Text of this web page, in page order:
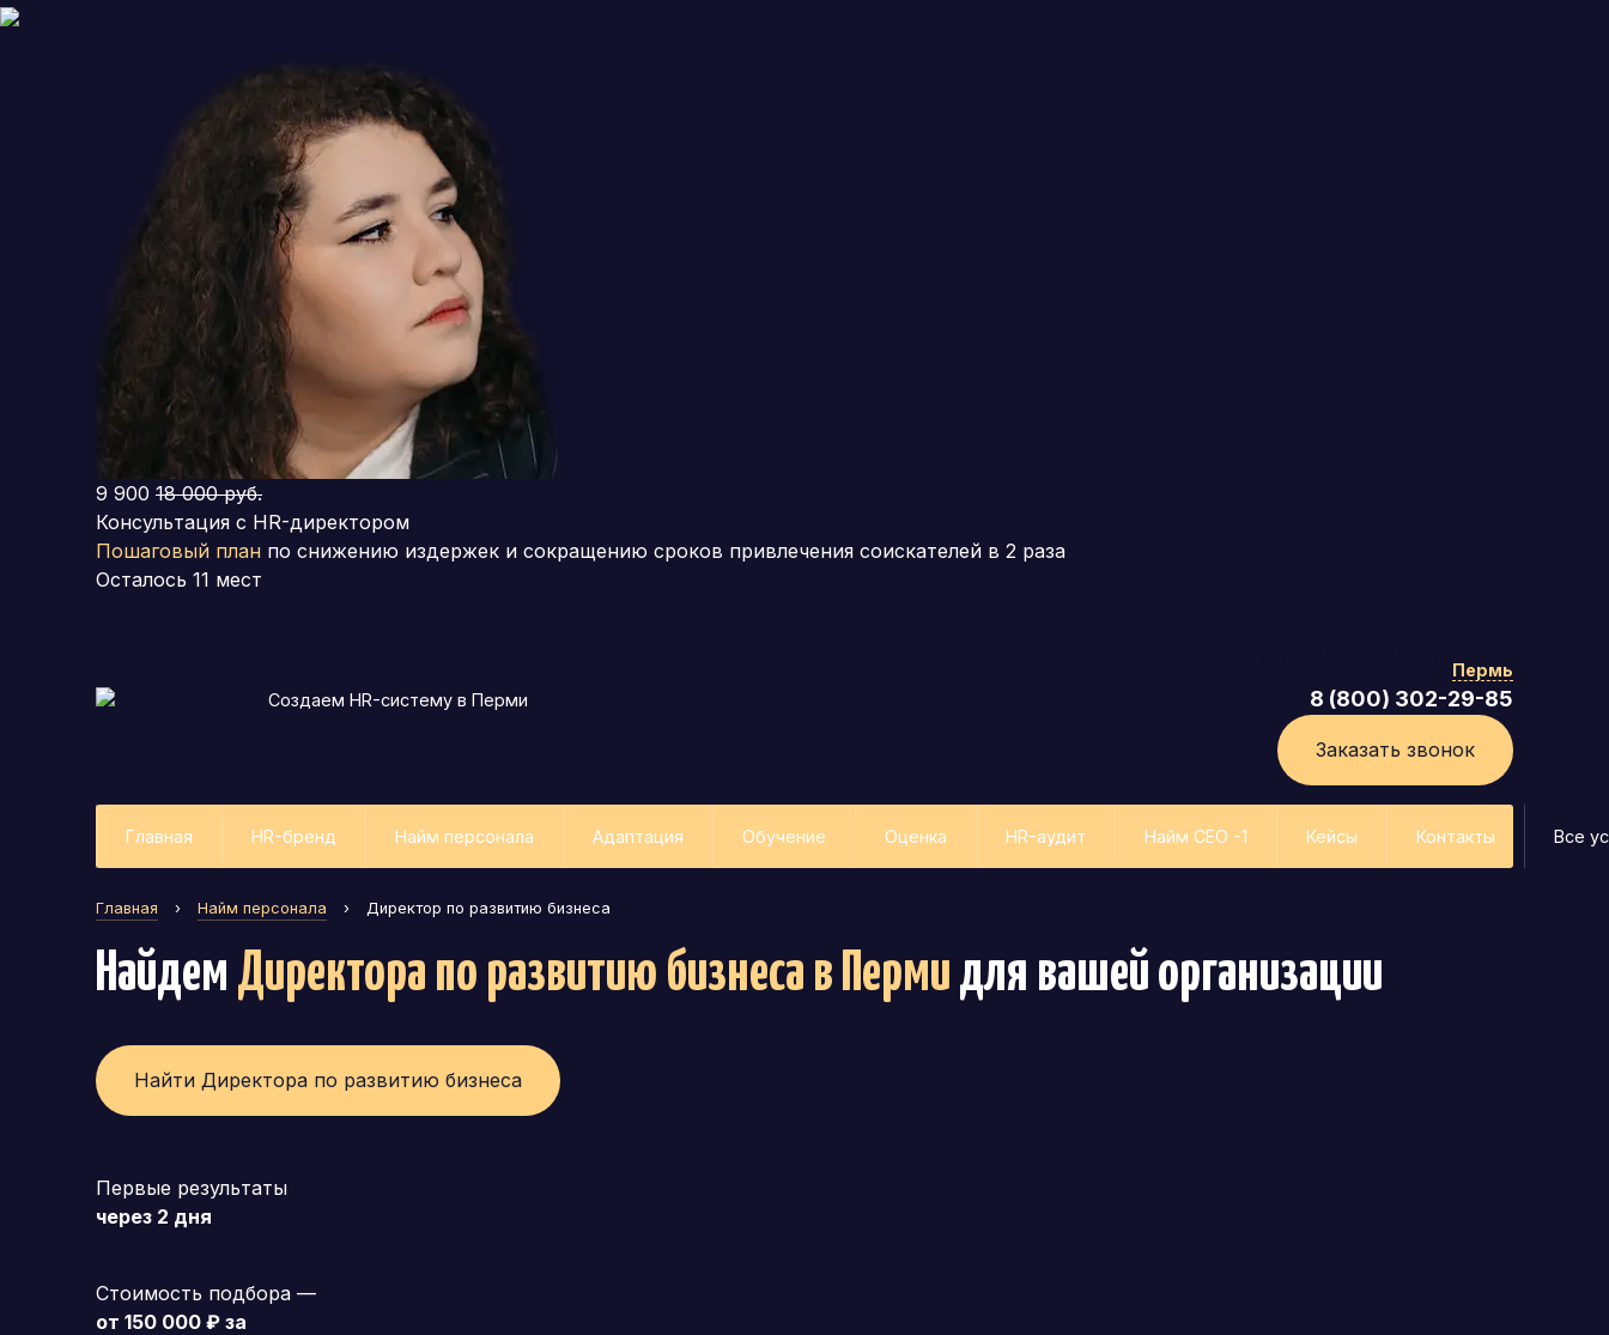
9 900 18 000 руб.
Консультация с HR-директором
Пошаговый план по снижению издержек и сокращению сроков привлечения соискателей в 2 раза
Осталось 11 мест
Создаем HR-систему в Перми
Пермь
8 (800) 302-29-85
Заказать звонок
Главная HR-бренд Найм персонала Адаптация Обучение Оценка HR-аудит Найм СЕО -1 Кейсы Контакты Все
Коммерческий директор
Директор по маркетингу (CMO)
Директор по персоналу (HR-директор)
Главная › Найм персонала › Директор по развитию бизнеса
Найдем Директора по развитию бизнеса в Перми для вашей организации
Найти Директора по развитию бизнеса
Первые результаты
через 2 дня
Стоимость подбора —
от 150 000 ₽ за